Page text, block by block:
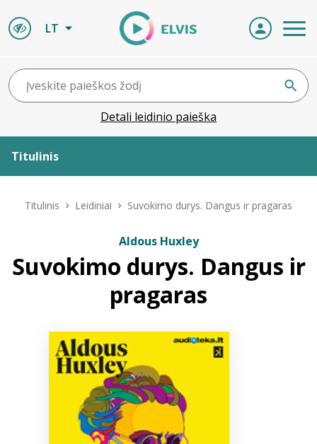
LT
Detali leidinio paieška
Titulinis
ELVIS atvyksta
Bibliotekoms
Titulinis Leidiniai Suvokimo durys. Dangus ir pragaras
Aldous Huxley
Suvokimo durys. Dangus ir
pragaras